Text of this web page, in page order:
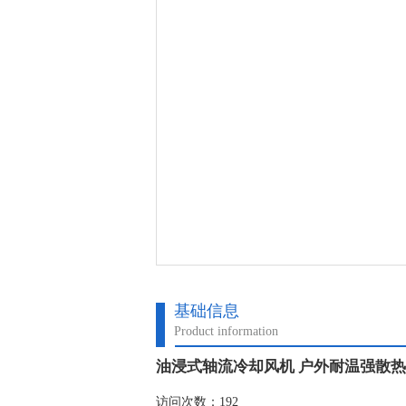
基础信息
Product information
油浸式轴流冷却风机 户外耐温强散
访问次数：192